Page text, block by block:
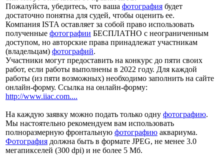
Пожалуйста, убедитесь, что ваша фотография будет
достаточно понятна для судей, чтобы оценить ее.
Компания ISTA оставляет за собой право использовать
полученные фотографии БЕСПЛАТНО с неограниченным
доступом, но авторские права принадлежат участникам
(владельцам) фотографий.
Участники могут предоставить на конкурс до пяти своих
работ, если работы выполнены в 2022 году. Для каждой
работы (из пяти возможных) необходимо заполнить на сайте
онлайн-форму. Ссылка на онлайн-форму:
http://www.iiac.com....
На каждую заявку можно подать только одну фотографию.
Мы настоятельно рекомендуем вам использовать
полноразмерную фронтальную фотографию аквариума.
Фотография должна быть в формате JPEG, не менее 3.0
мегапикселей (300 dpi) и не более 5 Мб.